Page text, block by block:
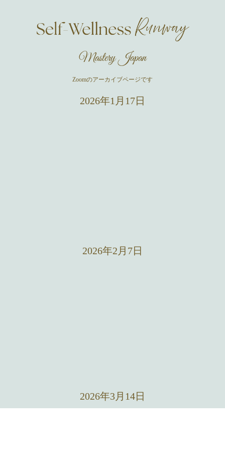
Mastery Japan
Zoomのアーカイブページです
2026年1月17日
2026年2月7日
2026年3月14日